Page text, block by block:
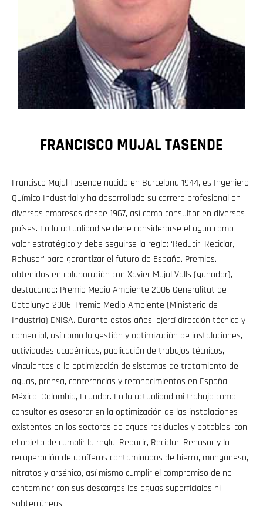
FRANCISCO MUJAL TASENDE
Francisco Mujal Tasende nacido en Barcelona 1944, es Ingeniero
Químico Industrial y ha desarrollado su carrera profesional en
diversas empresas desde 1967, así como consultor en diversos
países. En la actualidad se debe considerarse el agua como
valor estratégico y debe seguirse la regla: ‘Reducir, Reciclar,
Rehusar’ para garantizar el futuro de España. Premios.
obtenidos en colaboración con Xavier Mujal Valls (ganador),
destacando: Premio Medio Ambiente 2006 Generalitat de
Catalunya 2006. Premio Medio Ambiente (Ministerio de
Industria) ENISA. Durante estos años. ejercí dirección técnica y
comercial, así como la gestión y optimización de instalaciones,
actividades académicas, publicación de trabajos técnicos,
vinculantes a la optimización de sistemas de tratamiento de
aguas, prensa, conferencias y reconocimientos en España,
México, Colombia, Ecuador. En la actualidad mi trabajo como
consultor es asesorar en la optimización de las instalaciones
existentes en los sectores de aguas residuales y potables, con
el objeto de cumplir la regla: Reducir, Reciclar, Rehusar y la
recuperación de acuíferos contaminados de hierro, manganeso,
nitratos y arsénico, así mismo cumplir el compromiso de no
contaminar con sus descargas las aguas superficiales ni
subterráneas.